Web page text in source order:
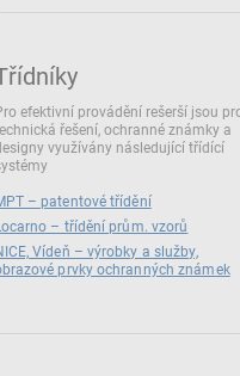
efektivní provádění rešerší jsou
řešení, ochranné známky a
využívány následující třídící
– patentové třídění
– třídění prům. vzorů
Vídeň – výrobky a služby,
prvky ochranných známek